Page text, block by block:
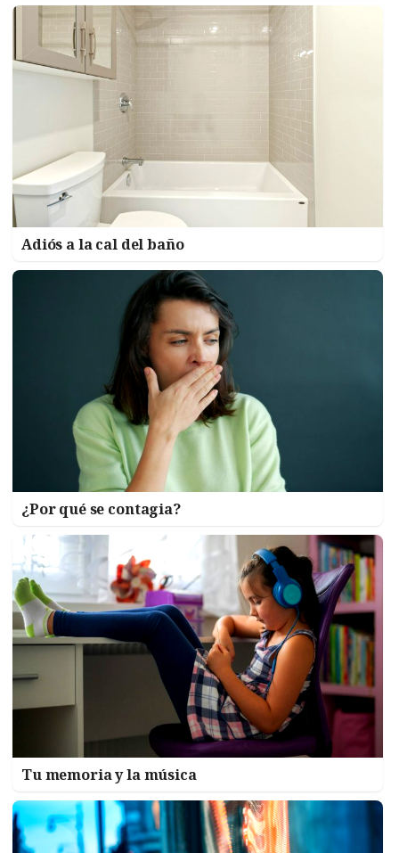
Adiós a la cal del baño
¿Por qué se contagia?
Tu memoria y la música